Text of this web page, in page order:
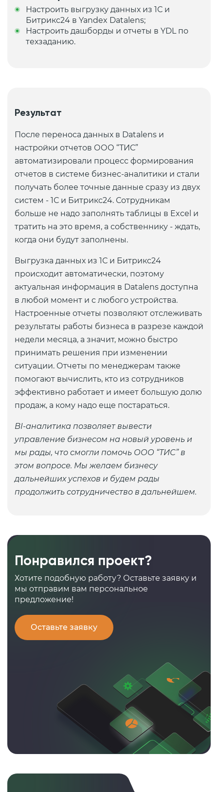
Настроить выгрузку данных из 1С и
Битрикс24 в Yandex Datalens;
Настроить дашборды и отчеты в YDL по
техзаданию.
Результат
После переноса данных в Datalens и
настройки отчетов ООО “ТИС”
автоматизировали процесс формирования
отчетов в системе бизнес-аналитики и стали
получать более точные данные сразу из двух
систем - 1С и Битрикс24. Сотрудникам
больше не надо заполнять таблицы в Excel и
тратить на это время, а собственнику - ждать,
когда они будут заполнены.
Выгрузка данных из 1С и Битрикс24
происходит автоматически, поэтому
актуальная информация в Datalens доступна
в любой момент и с любого устройства.
Настроенные отчеты позволяют отслеживать
результаты работы бизнеса в разрезе каждой
недели месяца, а значит, можно быстро
принимать решения при изменении
ситуации. Отчеты по менеджерам также
помогают вычислить, кто из сотрудников
эффективно работает и имеет большую долю
продаж, а кому надо еще постараться.
BI-аналитика позволяет вывести
управление бизнесом на новый уровень и
мы рады, что смогли помочь ООО “ТИС” в
этом вопросе. Мы желаем бизнесу
дальнейших успехов и будем рады
продолжить сотрудничество в дальнейшем.
Понравился проект?
Хотите подобную работу? Оставьте заявку и
мы отправим вам персональное
предложение!
Оставьте заявку